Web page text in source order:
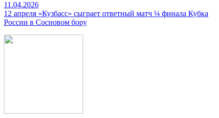
11.04.2026
12 апреля «Кузбасс» сыграет ответный матч ¼ финала Кубка
России в Сосновом бору